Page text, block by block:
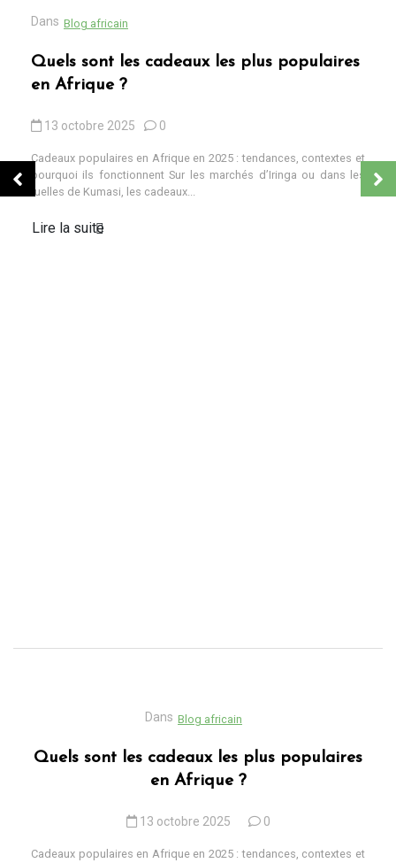
Dans Blog africain
Quels sont les cadeaux les plus populaires
en Afrique ?
13 octobre 2025 0
Cadeaux populaires en Afrique en 2025 : tendances, contextes et
pourquoi ils fonctionnent Sur les marchés d’Iringa ou dans les
ruelles de Kumasi, les cadeaux...
Lire la suite
Dans Blog africain
Quels sont les cadeaux les plus populaires
en Afrique ?
13 octobre 2025 0
Cadeaux populaires en Afrique en 2025 : tendances, contextes et